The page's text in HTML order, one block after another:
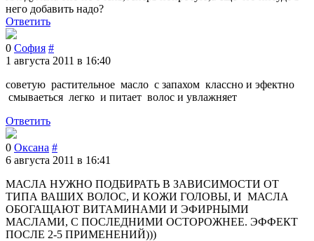
него добавить надо?
Ответить
0 София #
1 августа 2011 в 16:40
советую растительное масло с запахом классно и эфектно
смываеться легко и питает волос и увлажняет
Ответить
0 Оксана #
6 августа 2011 в 16:41
МАСЛА НУЖНО ПОДБИРАТЬ В ЗАВИСИМОСТИ ОТ
ТИПА ВАШИХ ВОЛОС, И КОЖИ ГОЛОВЫ, И МАСЛА
ОБОГАЩАЮТ ВИТАМИНАМИ И ЭФИРНЫМИ
МАСЛАМИ, С ПОСЛЕДНИМИ ОСТОРОЖНЕЕ. ЭФФЕКТ
ПОСЛЕ 2-5 ПРИМЕНЕНИЙ)))